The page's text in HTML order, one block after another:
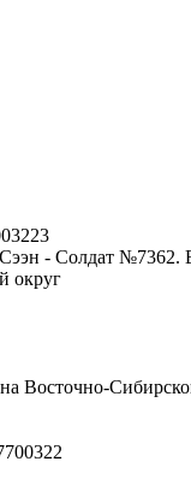
- Солдат №7362.
округ
Восточно-